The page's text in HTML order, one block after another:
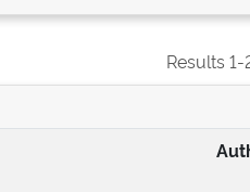
Results